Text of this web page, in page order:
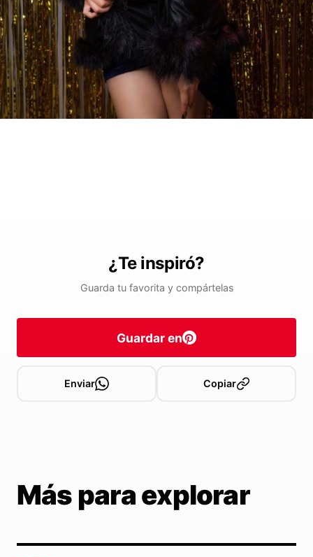
¿Te inspiró?
Guarda tu favorita y compártelas
Guardar en
Enviar Copiar
Más para explorar